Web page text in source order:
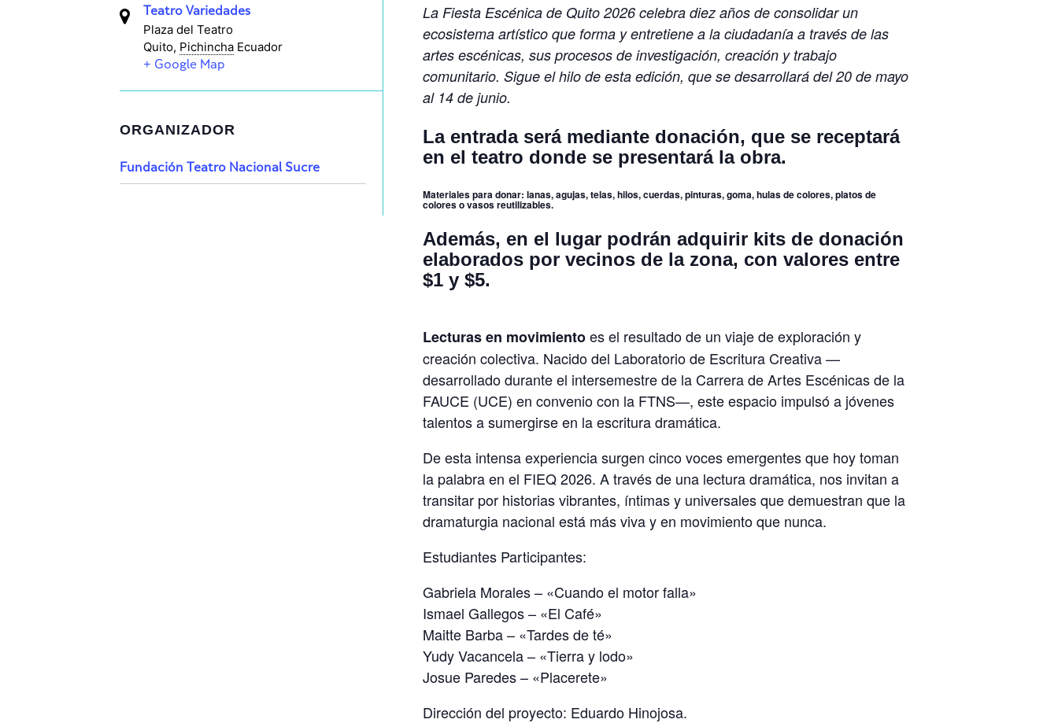
La Fiesta Escénica de Quito 2026 celebra diez años de consolidar un
ecosistema artístico que forma y entretiene a la ciudadanía a través de las
artes escénicas, sus procesos de investigación, creación y trabajo
comunitario. Sigue el hilo de esta edición, que se desarrollará del 20 de mayo
al 14 de junio.
La entrada será mediante donación, que se receptará
en el teatro donde se presentará la obra.
Materiales para donar: lanas, agujas, telas, hilos, cuerdas, pinturas, goma, hulas de colores, platos de
colores o vasos reutilizables.
Además, en el lugar podrán adquirir kits de donación
elaborados por vecinos de la zona, con valores entre
$1 y $5.
Lecturas en movimientoes el resultado de un viaje de exploración y
creación colectiva. Nacido del Laboratorio de Escritura Creativa —
desarrollado durante el intersemestre de la Carrera de Artes Escénicas de la
FAUCE (UCE) en convenio con la FTNS—, este espacio impulsó a jóvenes
talentos a sumergirse en la escritura dramática.
De esta intensa experiencia surgen cinco voces emergentes que hoy toman
la palabra en el FIEQ 2026. A través de una lectura dramática, nos invitan a
transitar por historias vibrantes, íntimas y universales que demuestran que la
dramaturgia nacional está más viva y en movimiento que nunca.
Estudiantes Participantes:
Gabriela Morales – «Cuando el motor falla»
Ismael Gallegos – «El Café»
Maitte Barba – «Tardes de té»
Yudy Vacancela – «Tierra y lodo»
Josue Paredes – «Placerete»
Dirección del proyecto: Eduardo Hinojosa.
Teatro Variedades
Plaza del Teatro
Quito, Pichincha Ecuador
+ Google Map
ORGANIZADOR
Fundación Teatro Nacional Sucre